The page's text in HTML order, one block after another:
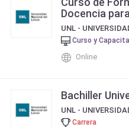
Docencia
Curso y
Online
Bachiller
Carrera